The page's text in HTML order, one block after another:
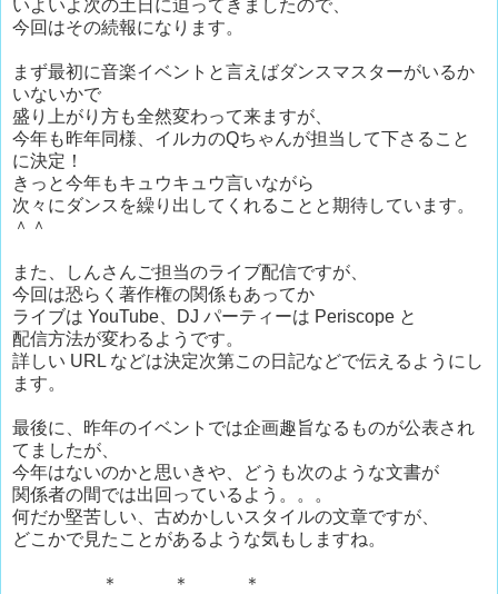
いよいよ次の土日に迫ってきましたので、
今回はその続報になります。
まず最初に音楽イベントと言えばダンスマスターがいるか
いないかで
盛り上がり方も全然変わって来ますが、
今年も昨年同様、イルカのQちゃんが担当して下さること
に決定！
きっと今年もキュウキュウ言いながら
次々にダンスを繰り出してくれることと期待しています。
＾＾
また、しんさんご担当のライブ配信ですが、
今回は恐らく著作権の関係もあってか
ライブは YouTube、DJ パーティーは Periscope と
配信方法が変わるようです。
詳しい URL などは決定次第この日記などで伝えるようにし
ます。
最後に、昨年のイベントでは企画趣旨なるものが公表され
てましたが、
今年はないのかと思いきや、どうも次のような文書が
関係者の間では出回っているよう。。。
何だか堅苦しい、古めかしいスタイルの文章ですが、
どこかで見たことがあるような気もしますね。
＊ ＊ ＊